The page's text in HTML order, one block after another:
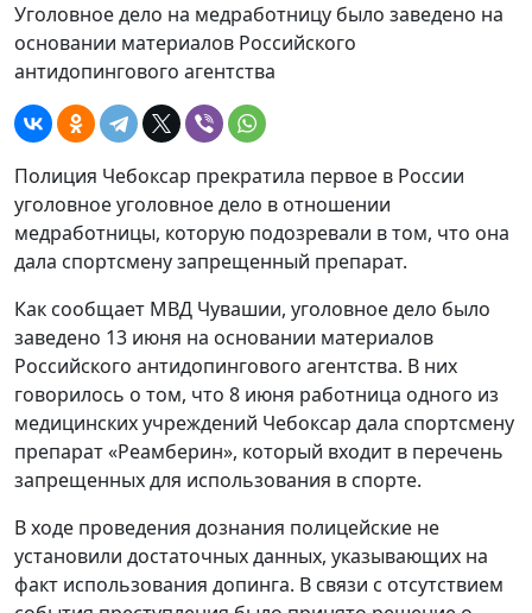
Уголовное дело на медработницу было заведено на
основании материалов Российского
антидопингового агентства
Полиция Чебоксар прекратила первое в России
уголовное уголовное дело в отношении
медработницы, которую подозревали в том, что она
дала спортсмену запрещенный препарат.
Как сообщает МВД Чувашии, уголовное дело было
заведено 13 июня на основании материалов
Российского антидопингового агентства. В них
говорилось о том, что 8 июня работница одного из
медицинских учреждений Чебоксар дала спортсмену
препарат «Реамберин», который входит в перечень
запрещенных для использования в спорте.
В ходе проведения дознания полицейские не
установили достаточных данных, указывающих на
факт использования допинга. В связи с отсутствием